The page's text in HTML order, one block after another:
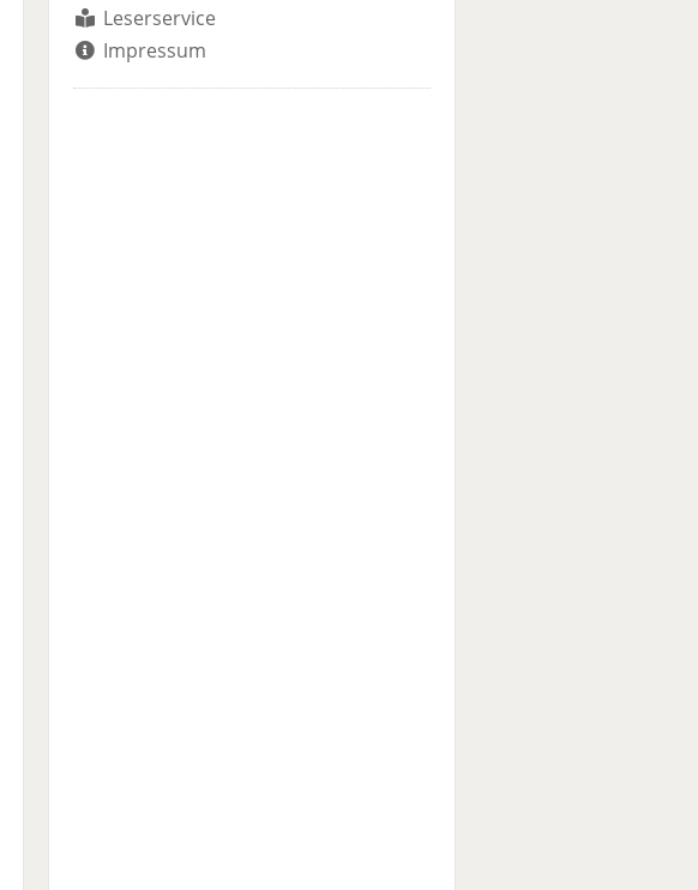
Leserservice
Impressum